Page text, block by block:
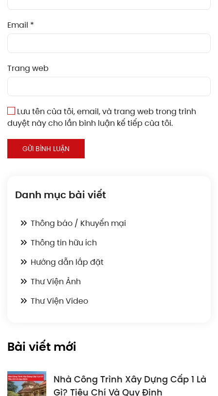
Email *
Trang web
Lưu tên của tôi, email, và trang web trong trình
duyệt này cho lần bình luận kế tiếp của tôi.
GỬI BÌNH LUẬN
Danh mục bài viết
Thông báo / Khuyến mại
Thông tin hữu ích
Hướng dẫn lắp đặt
Thư Viện Ảnh
Thư Viện Video
Bài viết mới
Nhà Công Trình Xây Dựng Cấp 1 Là
Gì? Tiêu Chí Và Quy Định